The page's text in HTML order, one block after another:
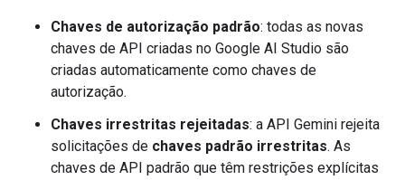
Chaves de autorização padrão: todas as novas
chaves de API criadas no Google AI Studio são
criadas automaticamente como chaves de
autorização.
Chaves irrestritas rejeitadas: a API Gemini rejeita
solicitações de chaves padrão irrestritas. As
chaves de API padrão que têm restrições explícitas